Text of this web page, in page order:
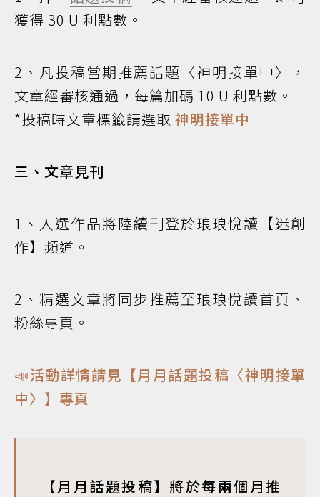
獲得 30 U 利點數。
2、凡投稿當期推薦話題〈神明接單中〉，
文章經審核通過，每篇加碼 10 U 利點數。
*投稿時文章標籤請選取 神明接單中
三、文章見刊
1、入選作品將陸續刊登於琅琅悅讀【迷創
作】頻道。
2、精選文章將同步推薦至琅琅悅讀首頁、
粉絲專頁。
📣活動詳情請見【月月話題投稿〈神明接單
中〉】專頁
【月月話題投稿】將於每兩個月推